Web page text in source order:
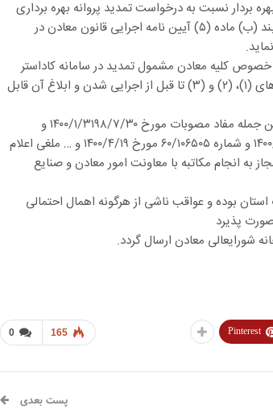
بردار نسبت به درخواست تمدید پروانه بهره برداری
اقدامی ننموده است اداره کل صمت استان می بایست بلافاصله نسبت به اجرای بند (ب) ماده (۵) آیین نامه اجرایی قانون معادن در
اجرایی قانون معادن در خصوص کلیه معادن مشمول تمدید در سامانه کاداستر
تمهید گردیده و به محض اجرایی شدن صرفاً از طریق آن سامانه اقدام و موارد بندهای (۱)، (۲) و (۳) تا قبل از اجرایی شدن و ابلاغ آن قابل
(۵) با ابلاغ این مصوبه کلیه دستورالعمل و بخشنامه های مرتبط با این موضوع من جمله مفاد مصوبات مورخ ۱۴۰۰/۱/۳۱۹۸/۷/۳۰ و
۱۴۰۰/۴/۸ ابلاغی به شماره ۶۰/۲۳۲۵۱۵ مورخ ۹۸/۹/۲ شماره ۶۰/۴۴۴۰۳ مورخ ۱۴۰۰/۲/۶ و شماره ۶۰/۱۰۶۵۰۵ مورخ ۱۴۰۰/۴/۱۹ و … ملغی اعلام
مجاز به انجام مکاتبه با معاونت امور معادن و صنایع
بوده و عواقب ناشی از هرگونه اهمال احتمالی
پذیرد
شورایعالی معادن ارسال گردد.
0 165 Pinterest
پست بعدی